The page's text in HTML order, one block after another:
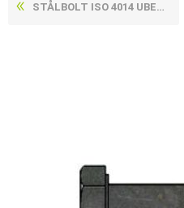
STÅLBOLT ISO 4014 UBEHANDLET STÅL KL. 8.8 M52X280 (1 STK)